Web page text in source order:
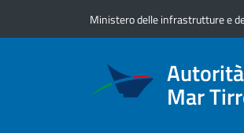
Ministero delle infrastrutture e
Mar